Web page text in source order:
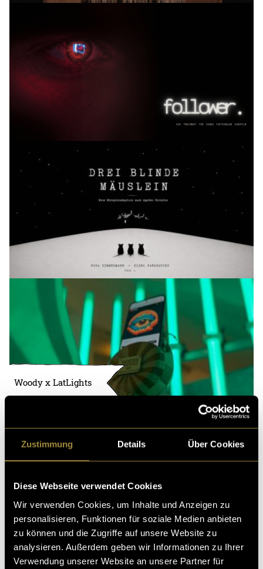
Zustimmung Details Über Cookies
Diese Webseite verwendet Cookies
Wir verwenden Cookies, um Inhalte und Anzeigen zu
personalisieren, Funktionen für soziale Medien anbieten
zu können und die Zugriffe auf unsere Website zu
analysieren. Außerdem geben wir Informationen zu Ihrer
Verwendung unserer Website an unsere Partner für
Woody x LatLights